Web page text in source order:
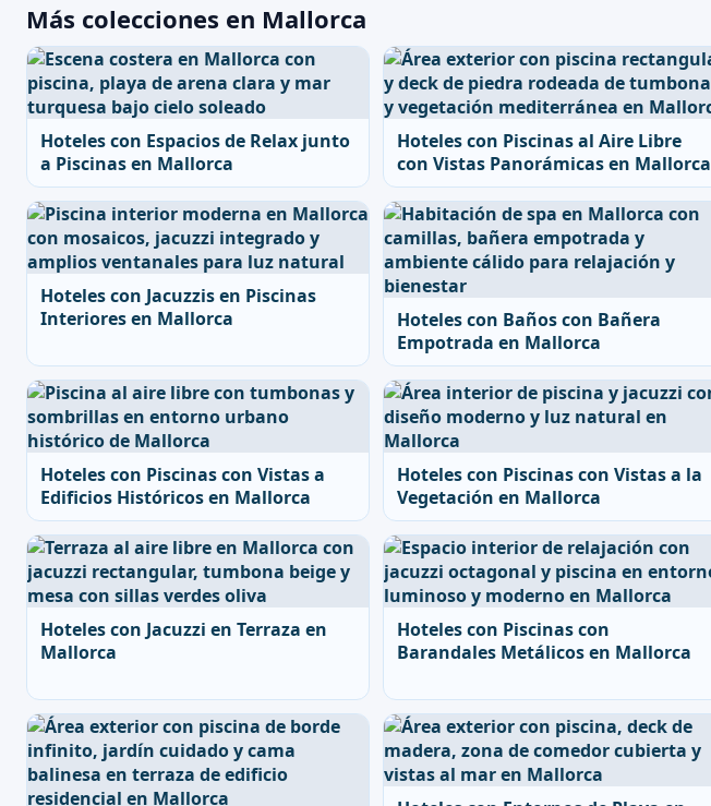
Más colecciones en Mallorca
Hoteles con Espacios de Relax junto
a Piscinas en Mallorca
Hoteles con Piscinas al Aire Libre
con Vistas Panorámicas en Mallorca
Hoteles con Jacuzzis en Piscinas
Interiores en Mallorca
Hoteles con Baños con Bañera
Empotrada en Mallorca
Hoteles con Piscinas con Vistas a
Edificios Históricos en Mallorca
Hoteles con Piscinas con Vistas a la
Vegetación en Mallorca
Hoteles con Jacuzzi en Terraza en
Mallorca
Hoteles con Piscinas con
Barandales Metálicos en Mallorca